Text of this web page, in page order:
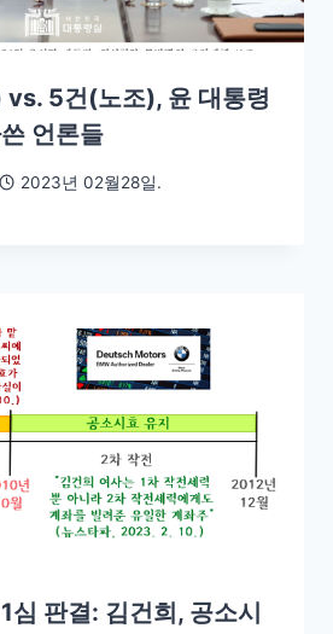
vs. 5건(노조), 윤 대통령
언론들
2023년 02월28일.
심 판결: 김건희, 공소시